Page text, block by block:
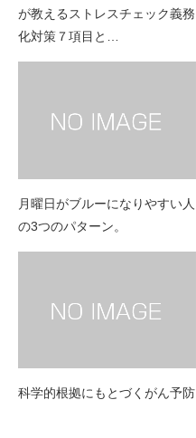
が教えるストレスチェック義務
化対策７項目と…
月曜日がブルーになりやすい人
の3つのパターン。
科学的根拠にもとづくがん予防